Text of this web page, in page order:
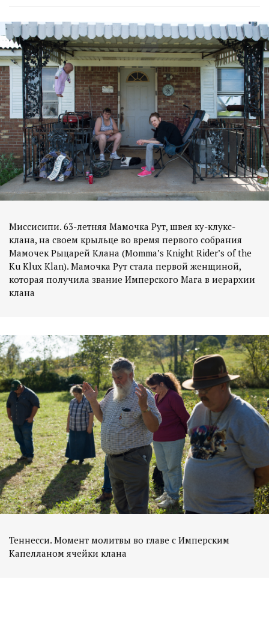
Миссисипи. 63-летняя Мамочка Рут, швея ку-клукс-
клана, на своем крыльце во время первого собрания
Мамочек Рыцарей Клана (Momma’s Knight Rider’s of the
Ku Klux Klan). Мамочка Рут стала первой женщиной,
которая получила звание Имперского Мага в иерархии
клана
Теннесси. Момент молитвы во главе с Имперским
Капелланом ячейки клана